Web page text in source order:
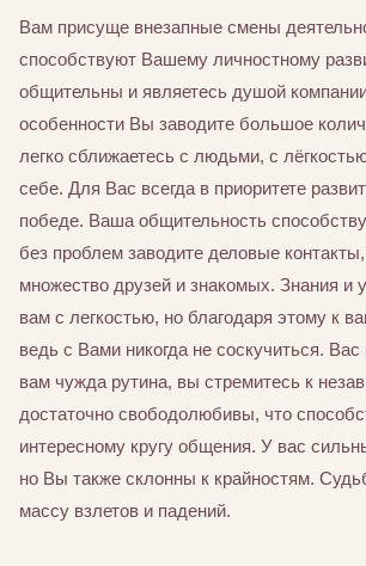
Вам присуще внезапные смены
способствуют Вашему личностному
общительны и являетесь душой
особенности Вы заводите большое
легко сближаетесь с людьми, с
себе. Для Вас всегда в приоритете
победе. Ваша общительность
без проблем заводите деловые
множество друзей и знакомых. Знания и
вам с легкостью, но благодаря этому к
ведь с Вами никогда не соскучиться.
вам чужда рутина, вы стремитесь к
достаточно свободолюбивы, что
интересному кругу общения. У вас
но Вы также склонны к крайностям.
массу взлетов и падений.